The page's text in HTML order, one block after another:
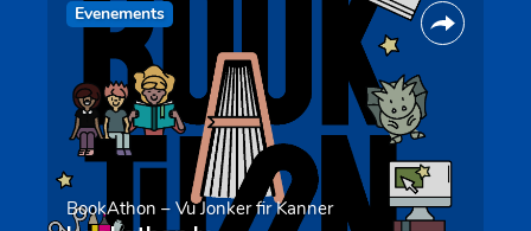
Evenements
BookAthon – Vu Jonker fir Kanner